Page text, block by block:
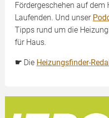
Fördergeschehen auf
Laufenden. Und unser
Tipps rund um die
für Haus.
☛ Die Heizungsfinder-